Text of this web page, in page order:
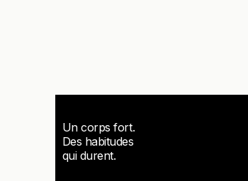
Un corps fort.
Des habitudes
qui durent.